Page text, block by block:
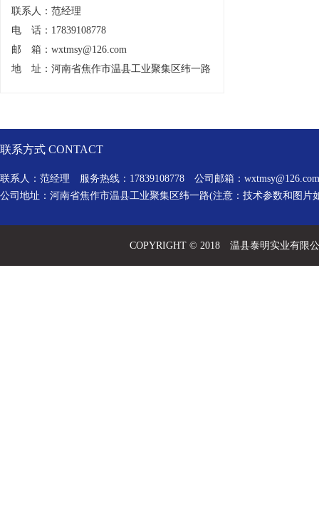
联系人：范经理
电 话：17839108778
邮 箱： wxtmsy@126.com
地 址：河南省焦作市温县工业聚集区纬一路
联系方式 CONTACT
联系人：范经理 服务热线：17839108778 公司邮箱： wxtmsy@126.com
公司地址：河南省焦作市温县工业聚集区纬一路(注意：技术参数和图片
COPYRIGHT © 2018 温县泰明实业有限